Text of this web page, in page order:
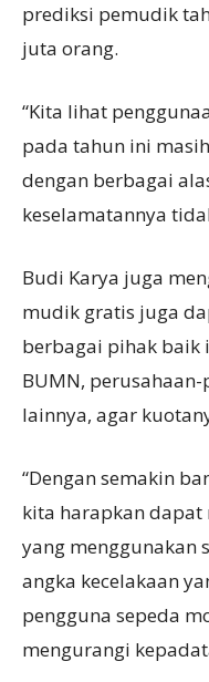
prediksi pemudik
juta orang.
“Kita lihat
pada tahun ini
dengan berbagai
keselamatannya
Budi Karya juga
mudik gratis juga
berbagai pihak baik
BUMN,
lainnya, agar
“Dengan semakin
kita harapkan
yang menggunakan
angka kecelakaan
pengguna sepeda
mengurangi